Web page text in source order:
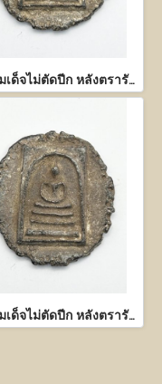
พระสมเด็จไม่ตัดปีก หลังตรารัชกาลที่ 4 เนื้อตะกั่วถ้ำชา
พระสมเด็จไม่ตัดปีก หลังตรารัชกาลที่ 4 เนื้อตะกั่วถ้ำชา